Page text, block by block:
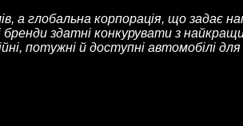
а глобальна корпорація, що задає
здатні конкурувати з
потужні й доступні автомобілі